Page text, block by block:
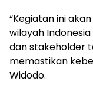
“Kegiatan ini
wilayah
dan stakeholder
memastikan
Widodo.